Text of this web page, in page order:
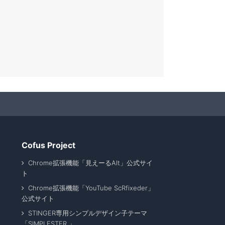
Cofus Project
Chrome拡張機能「見えーるAlt」公式サイ
ト
Chrome拡張機能「YouTube ScRfixeder」
公式サイト
STINGER専用シンプルデザイン子テーマ
「SIMPLESTER 」